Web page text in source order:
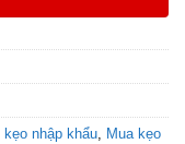
kẹo nhập khẩu, Mua kẹo